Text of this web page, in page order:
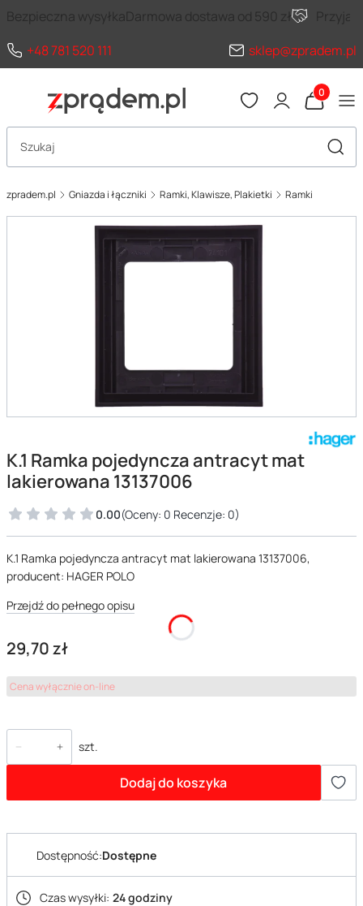
Bezpieczna wysyłkaDarmowa dostawa od 590 zł
+48 781 520 111
sklep@zpradem.pl
Produkty
Otwórz wyszukiwarkę
zpradem.pl Gniazda i łączniki Ramki, Klawisze, Plakietki Ramki
K.1 Ramka pojedyncza antracyt mat
lakierowana 13137006
0.00(Oceny: 0 Recenzje: 0)
K.1 Ramka pojedyncza antracyt mat lakierowana 13137006,
producent: HAGER POLO
Przejdź do pełnego opisu
Cena
29,70 zł
Cena wyłącznie on-line
szt.
Dodaj do koszyka
Dostępność:Dostępne
Czas wysyłki: 24 godziny